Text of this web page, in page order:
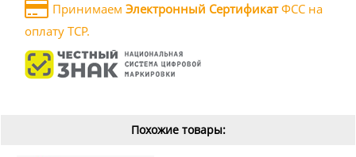
Принимаем Электронный СертификатФСС на
оплату ТСР.
Похожие товары: